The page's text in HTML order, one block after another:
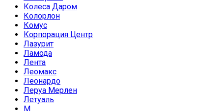
Колеса Даром
Колорлон
Комус
Корпорация Центр
Лазурит
Ламода
Лента
Леомакс
Леонардо
Леруа Мерлен
Летуаль
М